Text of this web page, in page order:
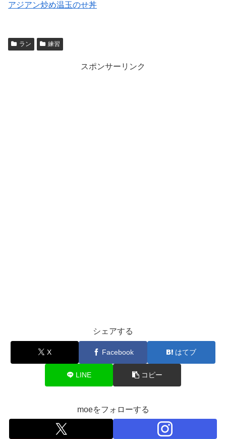
アジアン炒め温玉のせ丼
ラン 練習
スポンサーリンク
シェアする
X Facebook はてブ
LINE コピー
moeをフォローする